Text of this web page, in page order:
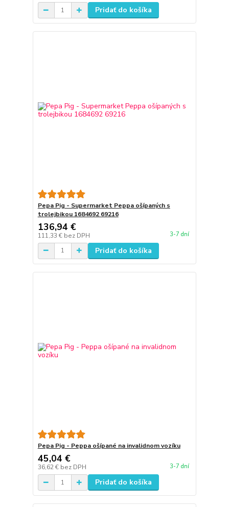
Pridať do košíka
Pepa Pig - Supermarket Peppa ošípaných s
trolejbikou 1684692 69216
136,94 €
111,33 € bez DPH 3-7 dní
Pridať do košíka
Pepa Pig - Peppa ošípané na invalidnom vozíku
45,04 €
36,62 € bez DPH 3-7 dní
Pridať do košíka